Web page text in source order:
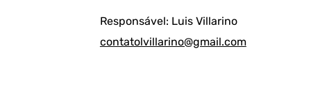
Responsável: Luis Villarino
contatolvillarino@gmail.com